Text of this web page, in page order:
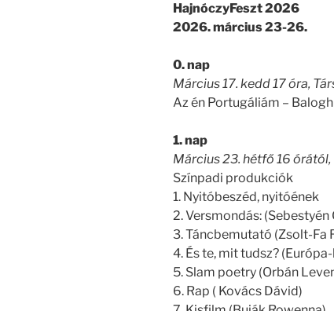
HajnóczyFeszt 2026
2026. március 23-26.
0. nap
Március 17. kedd 17 óra,
Az én Portugáliám –
1. nap
Március 23. hétfő 16 órától,
Színpadi produkciók
1. Nyitóbeszéd, nyitóének
2. Versmondás: (Sebestyén
3. Táncbemutató (Zsolt-Fa
4. És te, mit tudsz?
5. Slam poetry (Orbán
6. Rap ( Kovács Dávid)